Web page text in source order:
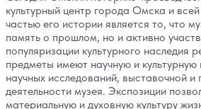
культурный центр города Омска и
частью его истории является то, что
память о прошлом, но и активно
популяризации культурного наследия
предметы имеют научную и
научных исследований, выставочной и
деятельности музея. Экспозиции
материальную и духовную культуру